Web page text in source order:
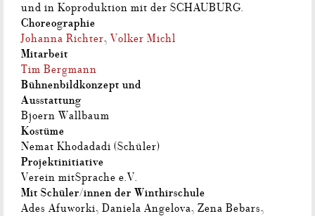
und in Koproduktion mit der SCHAUBURG.
Choreographie
Johanna Richter, Volker Michl
Mitarbeit
Tim Bergmann
Bühnenbildkonzept und
Ausstattung
Bjoern Wallbaum
Kostüme
Nemat Khodadadi (Schüler)
Projektinitiative
Verein mitSprache e.V.
Mit Schüler/innen der Winthirschule
Ades Afuworki, Daniela Angelova, Zena Bebars,